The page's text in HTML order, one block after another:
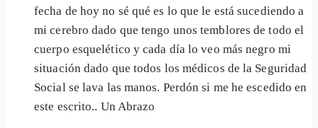
fecha de hoy no sé qué es lo que le está sucediendo a
mi cerebro dado que tengo unos temblores de todo el
cuerpo esquelético y cada día lo veo más negro mi
situación dado que todos los médicos de la Seguridad
Social se lava las manos. Perdón si me he escedido en
este escrito.. Un Abrazo